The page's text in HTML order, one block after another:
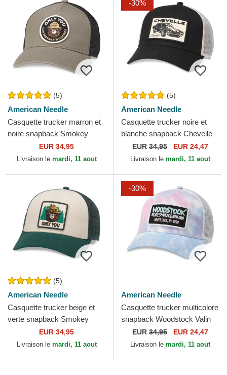
(5)
American Needle
Casquette trucker marron et
noire snapback Smokey
Bear Valin American Needle
EUR 34,95
Livraison le mardi, 11 aout
-30%
(5)
American Needle
Casquette trucker noire et
blanche snapback Chevelle
by Chevrolet Valin American
Needle
EUR 34,95 EUR 24,47
Livraison le mardi, 11 aout
(5)
American Needle
Casquette trucker beige et
verte snapback Smokey
Bear Valin American Needle
EUR 34,95
Livraison le mardi, 11 aout
-30%
American Needle
Casquette trucker multicolore
snapback Woodstock Valin
American Needle
EUR 34,95 EUR 24,47
Livraison le mardi, 11 aout